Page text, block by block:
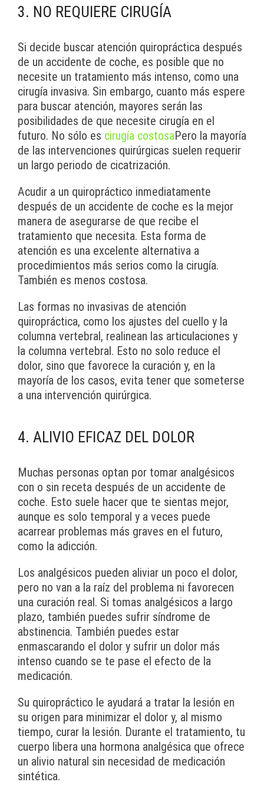
3. NO REQUIERE CIRUGÍA
Si decide buscar atención quiropráctica después
de un accidente de coche, es posible que no
necesite un tratamiento más intenso, como una
cirugía invasiva. Sin embargo, cuanto más espere
para buscar atención, mayores serán las
posibilidades de que necesite cirugía en el
futuro. No sólo es cirugía costosaPero la mayoría
de las intervenciones quirúrgicas suelen requerir
un largo periodo de cicatrización.
Acudir a un quiropráctico inmediatamente
después de un accidente de coche es la mejor
manera de asegurarse de que recibe el
tratamiento que necesita. Esta forma de
atención es una excelente alternativa a
procedimientos más serios como la cirugía.
También es menos costosa.
Las formas no invasivas de atención
quiropráctica, como los ajustes del cuello y la
columna vertebral, realinean las articulaciones y
la columna vertebral. Esto no solo reduce el
dolor, sino que favorece la curación y, en la
mayoría de los casos, evita tener que someterse
a una intervención quirúrgica.
4. ALIVIO EFICAZ DEL DOLOR
Muchas personas optan por tomar analgésicos
con o sin receta después de un accidente de
coche. Esto suele hacer que te sientas mejor,
aunque es solo temporal y a veces puede
acarrear problemas más graves en el futuro,
como la adicción.
Los analgésicos pueden aliviar un poco el dolor,
pero no van a la raíz del problema ni favorecen
una curación real. Si tomas analgésicos a largo
plazo, también puedes sufrir síndrome de
abstinencia. También puedes estar
enmascarando el dolor y sufrir un dolor más
intenso cuando se te pase el efecto de la
medicación.
Su quiropráctico le ayudará a tratar la lesión en
su origen para minimizar el dolor y, al mismo
tiempo, curar la lesión. Durante el tratamiento, tu
cuerpo libera una hormona analgésica que ofrece
un alivio natural sin necesidad de medicación
sintética.